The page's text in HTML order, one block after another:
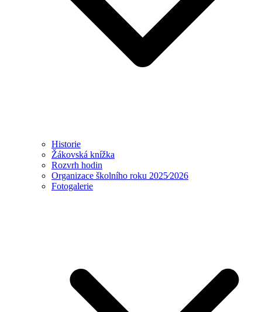
Historie
Žákovská knížka
Rozvrh hodin
Organizace školního roku 2025⁄2026
Fotogalerie